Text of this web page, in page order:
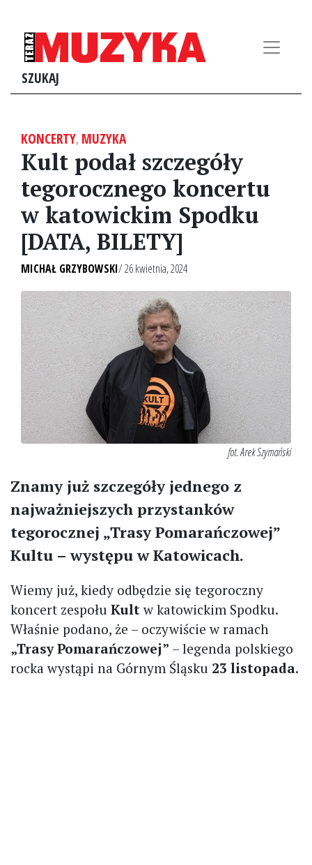
SZUKAJ
KONCERTY, MUZYKA
Kult podał szczegóły
tegorocznego koncertu
w katowickim Spodku
[DATA, BILETY]
MICHAŁ GRZYBOWSKI/ 26 kwietnia, 2024
fot. Arek Szymański
Znamy już szczegóły jednego z
najważniejszych przystanków
tegorocznej „Trasy Pomarańczowej”
Kultu – występu w Katowicach.
Wiemy już, kiedy odbędzie się tegoroczny
koncert zespołu Kultw katowickim Spodku.
Właśnie podano, że – oczywiście w ramach
„Trasy Pomarańczowej” – legenda polskiego
rocka wystąpi na Górnym Śląsku 23 listopada.